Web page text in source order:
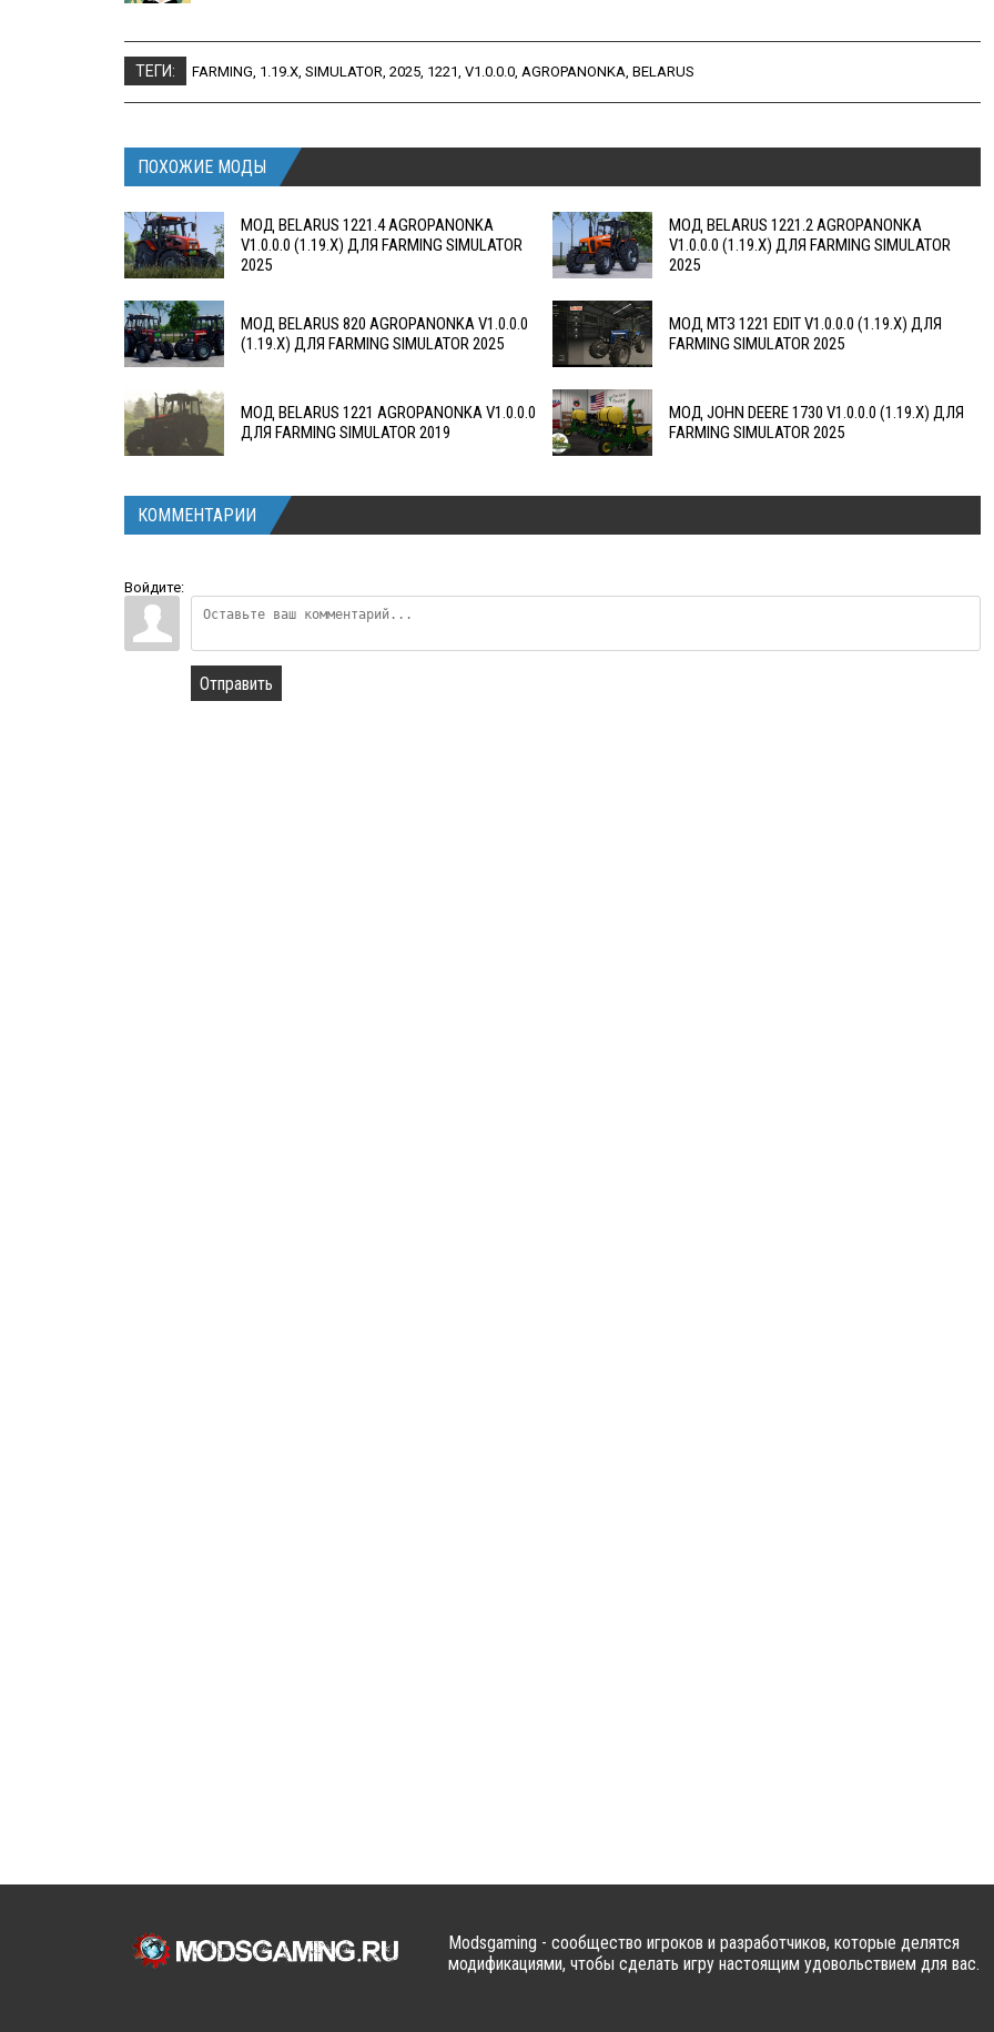
ТЕГИ: FARMING, 1.19.X, SIMULATOR, 2025, 1221, V1.0.0.0, AGROPANONKA, BELARUS
ПОХОЖИЕ МОДЫ
МОД BELARUS 1221.4 AGROPANONKA
V1.0.0.0 (1.19.X) ДЛЯ FARMING SIMULATOR
2025
МОД BELARUS 1221.2 AGROPANONKA
V1.0.0.0 (1.19.X) ДЛЯ FARMING SIMULATOR
2025
МОД BELARUS 820 AGROPANONKA V1.0.0.0
(1.19.X) ДЛЯ FARMING SIMULATOR 2025
МОД МТЗ 1221 EDIT V1.0.0.0 (1.19.X) ДЛЯ
FARMING SIMULATOR 2025
МОД BELARUS 1221 AGROPANONKA V1.0.0.0
ДЛЯ FARMING SIMULATOR 2019
МОД JOHN DEERE 1730 V1.0.0.0 (1.19.X) ДЛЯ
FARMING SIMULATOR 2025
КОММЕНТАРИИ
Войдите:
Отправить
Modsgaming - сообщество игроков и разработчиков, которые делятся
модификациями, чтобы сделать игру настоящим удовольствием для вас.